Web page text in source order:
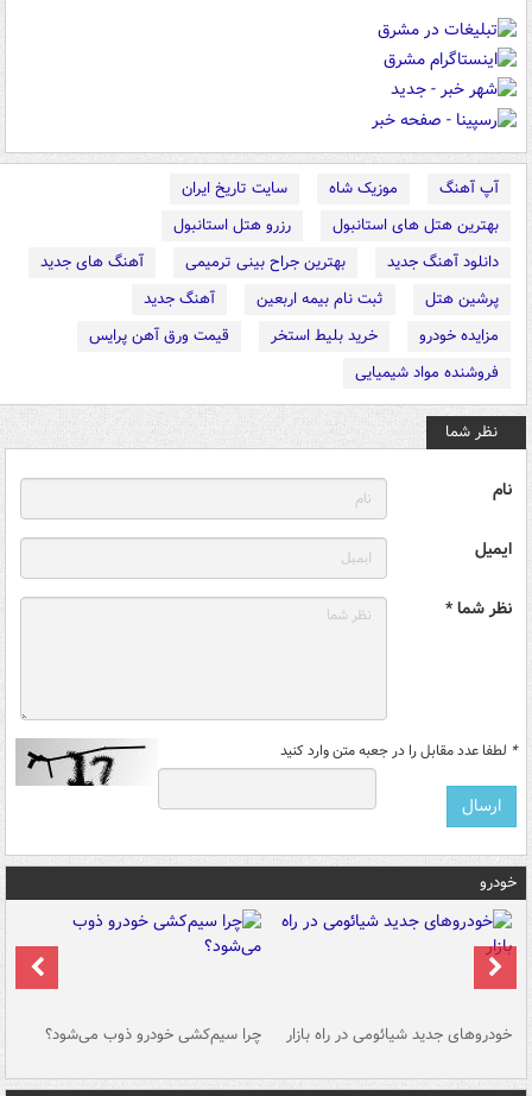
آپ آهنگ موزیک شاه
سایت تاریخ ایران
بهترین هتل های استانبول
رزرو هتل استانبول
دانلود آهنگ جدید
بهترین جراح بینی ترمیمی
آهنگ های جدید
پرشین هتل
ثبت نام بیمه اربعین
آهنگ جدید
مزایده خودرو
خرید بلیط استخر
قیمت ورق آهن پرایس
فروشنده مواد شیمیایی
نظر شما
نام
ایمیل
نظر شما *
* لطفا عدد مقابل را در جعبه متن وارد کنید
خودرو
خودروهای جدید شیائومی در راه بازار چرا سیم‌کشی خودرو ذوب می‌شود؟